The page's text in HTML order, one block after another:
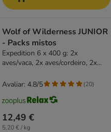
Wolf of Wilderness JUNIOR
- Packs mistos
Expedition 6 x 400 g: 2x
aves/vaca, 2x aves/cordeiro, 2x
12,49 €
5,20 € / kg
Avaliar: 4.8/5 (20)